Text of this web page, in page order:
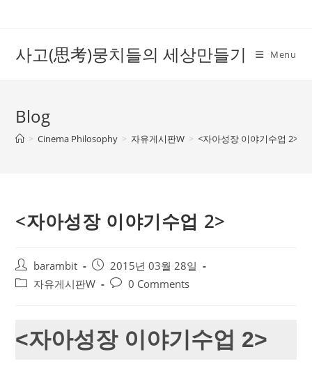
사고(思考)뭉치들의 세상만들기 Menu
Blog
> Cinema Philosophy > 자유게시판W > <자아성장 이야기수업 2>
<자아성장 이야기수업 2>
Post
author:
barambit
Post
published:
2015년 03월 28일
Post자유게시판W
Post0 Comments
<자아성장 이야기수업 2>